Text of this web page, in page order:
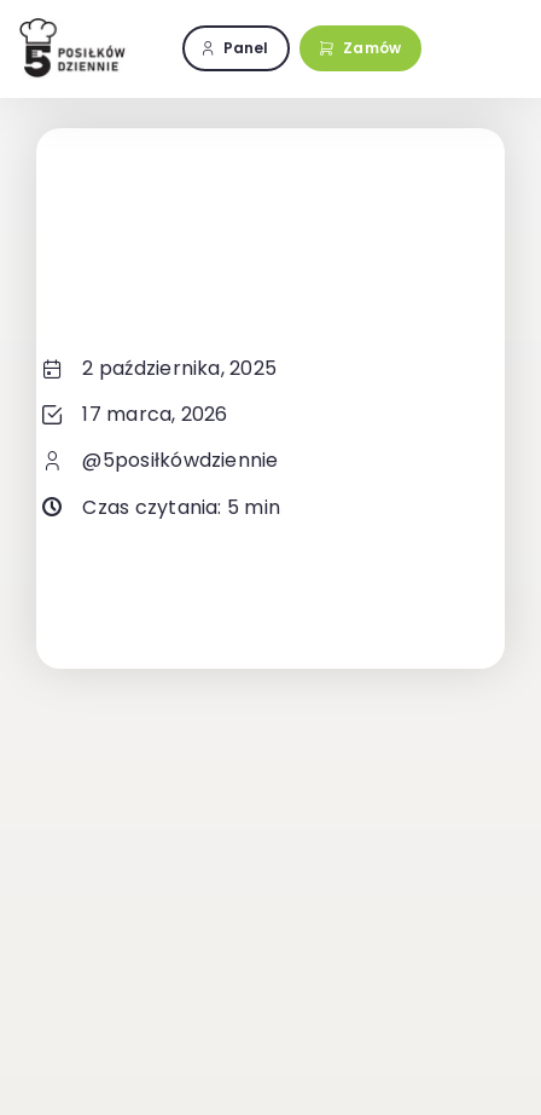
Przejdź
zawartości
Panel Zamów
2 października, 2025
17 marca, 2026
@5posiłkówdziennie
Czas czytania: 5 min